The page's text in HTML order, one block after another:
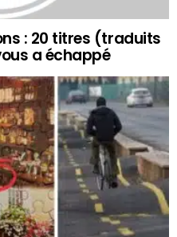
: 20 titres (traduits
a échappé